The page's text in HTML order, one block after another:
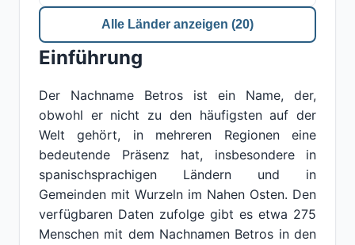
Alle Länder anzeigen (20)
Einführung
Der Nachname Betros ist ein Name, der,
obwohl er nicht zu den häufigsten auf der
Welt gehört, in mehreren Regionen eine
bedeutende Präsenz hat, insbesondere in
spanischsprachigen Ländern und in
Gemeinden mit Wurzeln im Nahen Osten. Den
verfügbaren Daten zufolge gibt es etwa 275
Menschen mit dem Nachnamen Betros in den